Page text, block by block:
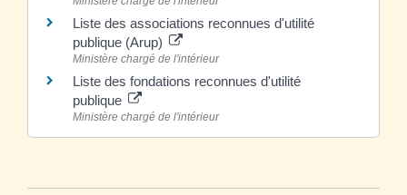
Liste des associations reconnues d'utilité
publique (Arup)
Ministère chargé de l'intérieur
Liste des fondations reconnues d'utilité
publique
Ministère chargé de l'intérieur